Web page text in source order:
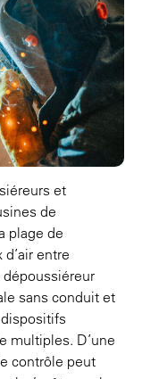
et
de
plage de
entre
dépoussiéreur
sans conduit et
multiples. D’une
contrôle peut